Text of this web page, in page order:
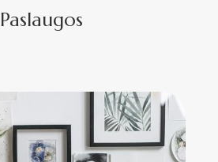
Paslaugos